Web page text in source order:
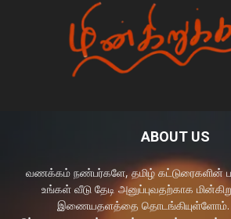
ABOUT US
வணக்கம் நண்பர்களே, தமிழ் கட்டுரைகளின்
உங்கள் வீடு தேடி அனுப்புவதற்காக
இணையதளத்தை தொடங்கியுள்ளோம்.